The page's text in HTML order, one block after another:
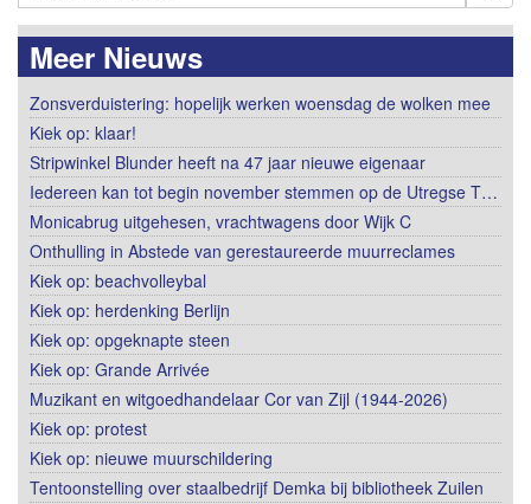
Meer Nieuws
Zonsverduistering: hopelijk werken woensdag de wolken mee
Kiek op: klaar!
Stripwinkel Blunder heeft na 47 jaar nieuwe eigenaar
Iedereen kan tot begin november stemmen op de Utregse T…
Monicabrug uitgehesen, vrachtwagens door Wijk C
Onthulling in Abstede van gerestaureerde muurreclames
Kiek op: beachvolleybal
Kiek op: herdenking Berlijn
Kiek op: opgeknapte steen
Kiek op: Grande Arrivée
Muzikant en witgoedhandelaar Cor van Zijl (1944-2026)
Kiek op: protest
Kiek op: nieuwe muurschildering
Tentoonstelling over staalbedrijf Demka bij bibliotheek Zuilen